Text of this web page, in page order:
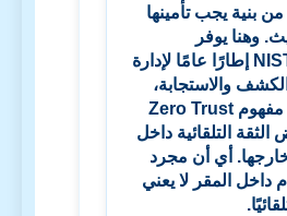
بنية يجب تأمينها
وهنا يوفر
إطارًا عامًا لإدارة
والاستجابة،
مفهوم Zero Trust
التلقائية داخل
أي أن مجرد
داخل المقر لا يعني